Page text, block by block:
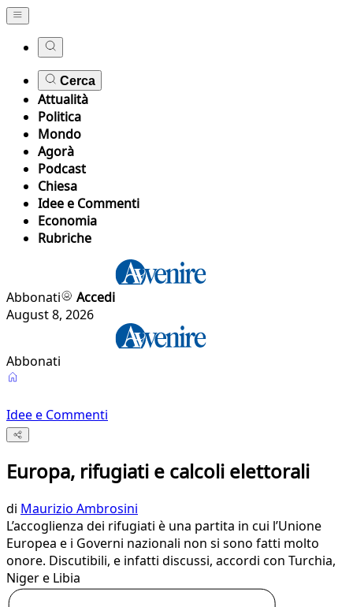
Cerca
Attualità
Politica
Mondo
Agorà
Podcast
Chiesa
Idee e Commenti
Economia
Rubriche
Abbonati
Accedi
August 8, 2026
Abbonati
Idee e Commenti
Europa, rifugiati e calcoli elettorali
di Maurizio Ambrosini
L’accoglienza dei rifugiati è una partita in cui l’Unione
Europea e i Governi nazionali non si sono fatti molto
onore. Discutibili, e infatti discussi, accordi con Turchia,
Niger e Libia